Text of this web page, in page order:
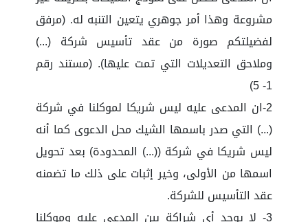
مشروعة وهذا أمر جوهري يتعين التنبه له. (مرفق
لفضيلتكم صورة من عقد تأسيس شركة (...)
وملاحق التعديلات التي تمت عليها). (مستند رقم
1- 5)
2-ان المدعى عليه ليس شريكا لموكلنا في شركة
(...) التي صدر باسمها الشيك محل الدعوى كما أنه
ليس شريكا في شركة ((...) المحدودة) بعد تحويل
اسمها من الأولى، وخير إثبات على ذلك ما تضمنه
عقد التأسيس للشركة.
3- لا يوجد أي شراكة بين المدعى عليه وموكلنا